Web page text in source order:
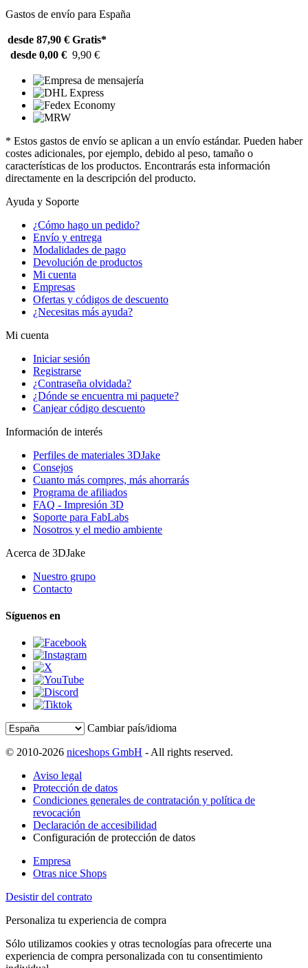
Gastos de envío para España
desde 87,90 € Gratis*
desde 0,00 € 9,90 €
* Estos gastos de envío se aplican a un envío estándar. Pueden haber
costes adicionales, por ejemplo, debido al peso, tamaño o
características de los productos. Encontrarás esta información
directamente en la descripción del producto.
Ayuda y Soporte
¿Cómo hago un pedido?
Envío y entrega
Modalidades de pago
Devolución de productos
Mi cuenta
Empresas
Ofertas y códigos de descuento
¿Necesitas más ayuda?
Mi cuenta
Iniciar sesión
Registrarse
¿Contraseña olvidada?
¿Dónde se encuentra mi paquete?
Canjear código descuento
Información de interés
Perfiles de materiales 3DJake
Consejos
Cuanto más compres, más ahorrarás
Programa de afiliados
FAQ - Impresión 3D
Soporte para FabLabs
Nosotros y el medio ambiente
Acerca de 3DJake
Nuestro grupo
Contacto
Síguenos en
Cambiar país/idioma
© 2010-2026 niceshops GmbH - All rights reserved.
Aviso legal
Protección de datos
Condiciones generales de contratación y política de
revocación
Declaración de accesibilidad
Configuración de protección de datos
Empresa
Otras nice Shops
Desistir del contrato
Personaliza tu experiencia de compra
Sólo utilizamos cookies y otras tecnologías para ofrecerte una
experiencia de compra personalizada con tu consentimiento